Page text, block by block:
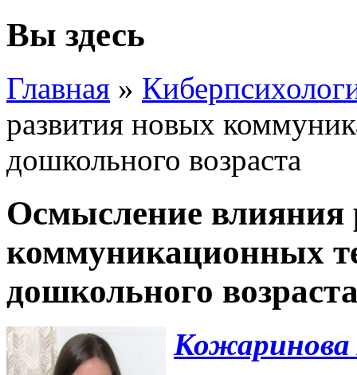
Вы здесь
Главная »
развития новых
дошкольного возраста
Осмысление влияния
коммуникационных
дошкольного